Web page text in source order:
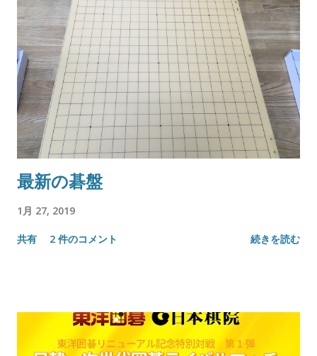
最新の碁盤
1月 27, 2019
共有 2 件のコメント 続きを読む